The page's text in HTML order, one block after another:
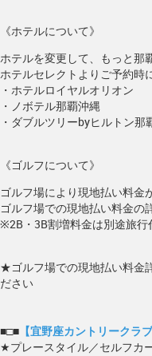
《ホテルについて》
ホテルを変更して、もっと那
ホテルセレクトよりご予約時
・ホテルロイヤルオリオン
・ノボテル那覇沖縄
・ダブルツリーbyヒルトン那
《ゴルフについて》
ゴルフ場により現地払い料金
ゴルフ場での現地払い料金の
※2B・3B割増料金は別途旅行
★ゴルフ場での現地払い料金
ださい
■□■ 【宜野座カントリークラブ
★プレースタイル／セルフカ